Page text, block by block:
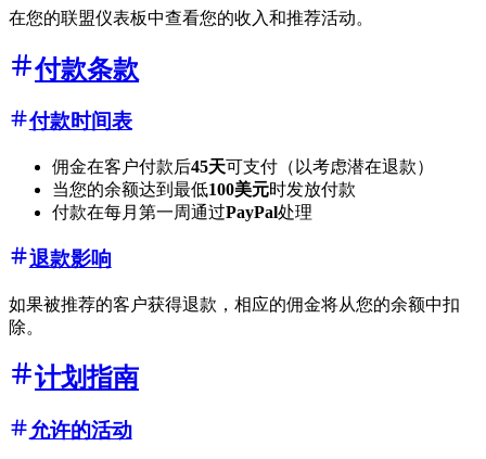
在您的联盟仪表板中查看您的收入和推荐活动。
付款条款
付款时间表
佣金在客户付款后45天可支付（以考虑潜在退款）
当您的余额达到最低100美元时发放付款
付款在每月第一周通过PayPal处理
退款影响
如果被推荐的客户获得退款，相应的佣金将从您的余额中扣
除。
计划指南
允许的活动